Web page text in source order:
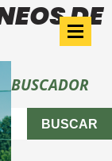
DE
BUSCADOR
BUSCAR